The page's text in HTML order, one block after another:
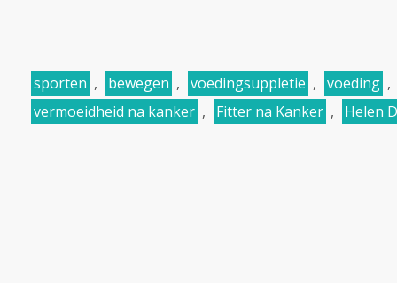
sporten , bewegen , voedingsuppletie , voeding ,
vermoeidheid na kanker , Fitter na Kanker , Helen